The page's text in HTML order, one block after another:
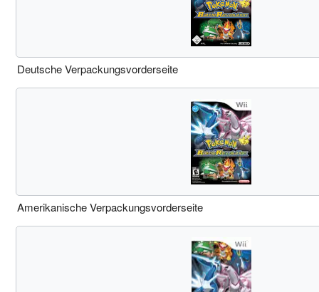
Deutsche Verpackungsvorderseite
Amerikanische Verpackungsvorderseite